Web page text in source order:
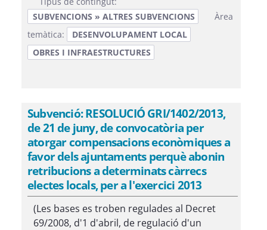
SUBVENCIONS » ALTRES SUBVENCIONS
Àrea
temàtica:
DESENVOLUPAMENT LOCAL
OBRES I INFRAESTRUCTURES
Subvenció: RESOLUCIÓ GRI/1402/2013,
de 21 de juny, de convocatòria per
atorgar compensacions econòmiques a
favor dels ajuntaments perquè abonin
retribucions a determinats càrrecs
electes locals, per a l'exercici 2013
(Les bases es troben regulades al Decret
69/2008, d'1 d'abril, de regulació d'un